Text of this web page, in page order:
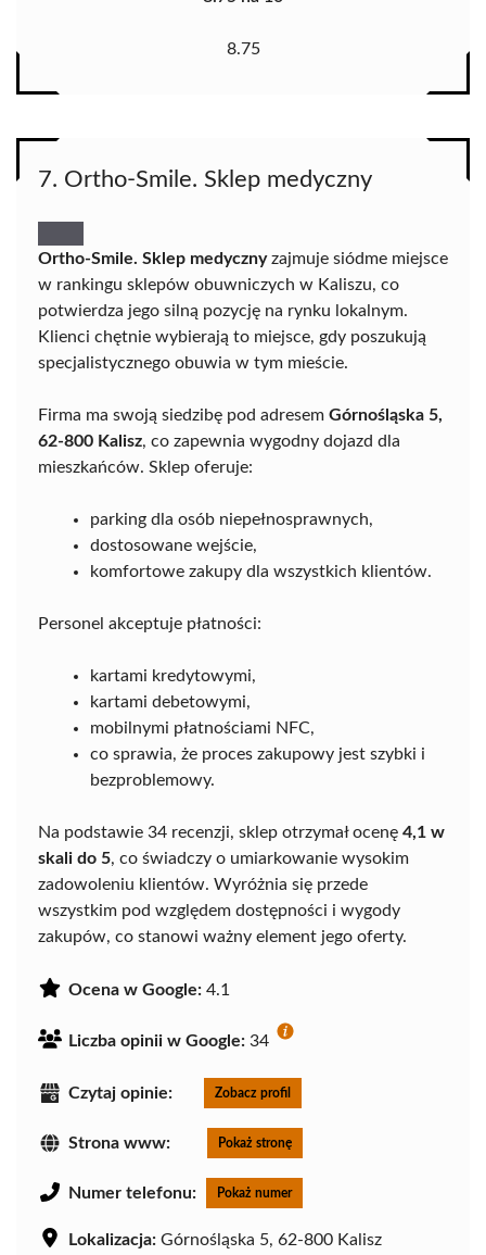
8.75
7. Ortho-Smile. Sklep medyczny
Ortho-Smile. Sklep medycznyzajmuje siódme miejsce
w rankingu sklepów obuwniczych w Kaliszu, co
potwierdza jego silną pozycję na rynku lokalnym.
Klienci chętnie wybierają to miejsce, gdy poszukują
specjalistycznego obuwia w tym mieście.
Firma ma swoją siedzibę pod adresem Górnośląska 5,
62-800 Kalisz, co zapewnia wygodny dojazd dla
mieszkańców. Sklep oferuje:
parking dla osób niepełnosprawnych,
dostosowane wejście,
komfortowe zakupy dla wszystkich klientów.
Personel akceptuje płatności:
kartami kredytowymi,
kartami debetowymi,
mobilnymi płatnościami NFC,
co sprawia, że proces zakupowy jest szybki i
bezproblemowy.
Na podstawie 34 recenzji, sklep otrzymał ocenę 4,1 w
skali do 5, co świadczy o umiarkowanie wysokim
zadowoleniu klientów. Wyróżnia się przede
wszystkim pod względem dostępności i wygody
zakupów, co stanowi ważny element jego oferty.
Ocena w Google: 4.1
Liczba opinii w Google: 34
Czytaj opinie: Zobacz profil
Strona www: Pokaż stronę
Numer telefonu: Pokaż numer
Lokalizacja: Górnośląska 5, 62-800 Kalisz